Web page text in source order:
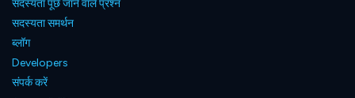
सदस्यता पूछे जाने वाले प्रश्न
सदस्यता समर्थन
ब्लॉग
Developers
संपर्क करें